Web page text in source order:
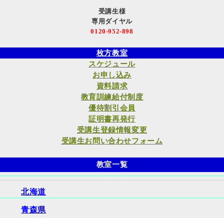
受講生様
専用ダイヤル
0120-952-898
枚方教室
スケジュール
お申し込み
資料請求
教育訓練給付制度
優待割引会員
証明書再発行
受講生登録情報変更
受講生お問い合わせフォーム
教室一覧
北海道
青森県